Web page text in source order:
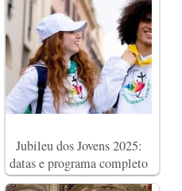
Jubileu dos Jovens 2025:
datas e programa completo